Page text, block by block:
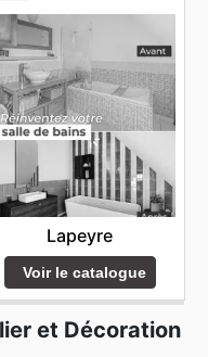
Lapeyre
Voir le catalogue
et Décoration